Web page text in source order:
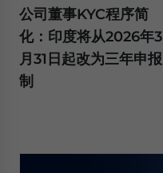
公司董事KYC程序简
化：印度将从2026年3
月31日起改为三年申报
制